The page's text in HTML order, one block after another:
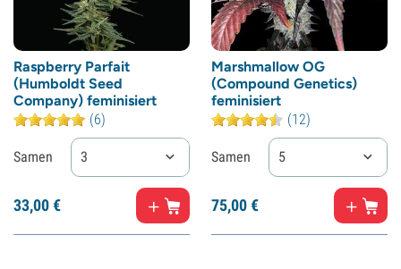
Raspberry Parfait
(Humboldt Seed
Company) feminisiert
(6)
Samen 3
33,00€
Marshmallow OG
(Compound Genetics)
feminisiert
(12)
Samen 5
75,00€